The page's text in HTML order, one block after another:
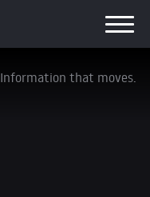
Information that moves.